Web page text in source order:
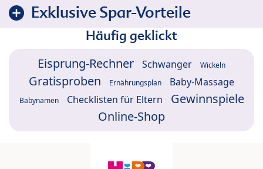
Exklusive Spar-Vorteile
Häufig geklickt
Eisprung-Rechner Schwanger Wickeln
Gratisproben Ernährungsplan Baby-Massage
Babynamen Checklisten für Eltern
Gewinnspiele
Online-Shop